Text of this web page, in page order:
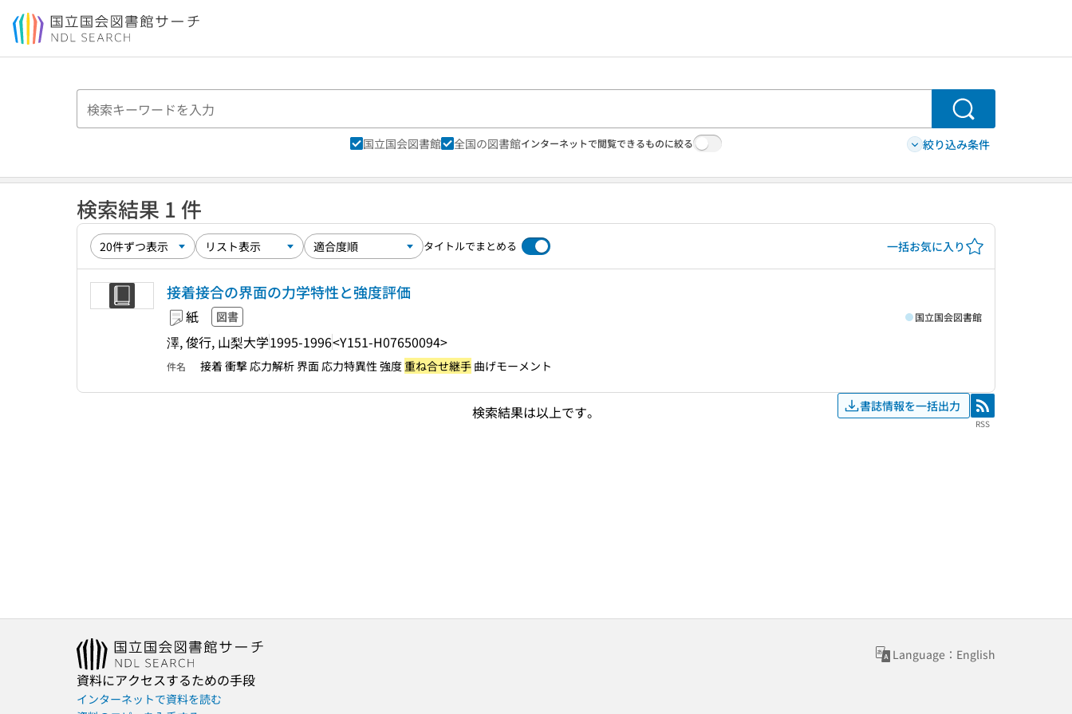
本文へ移動
検索
国立国会図書館 全国の図書館インターネットで閲覧できるものに絞る 絞り込み条件
検索結果 1 件
タイトルでまとめる 一括お気に入り
接着接合の界面の力学特性と強度評価
紙 図書
澤, 俊行, 山梨大学1995-1996<Y151-H07650094>
国立国会図書館
件名 接着 衝撃 応力解析 界面 応力特異性 強度重ね合せ継手 曲げモーメント
検索結果は以上です。 書誌情報を一括出力 RSS
RSS
Language：English
資料にアクセスするための手段
インターネットで資料を読む